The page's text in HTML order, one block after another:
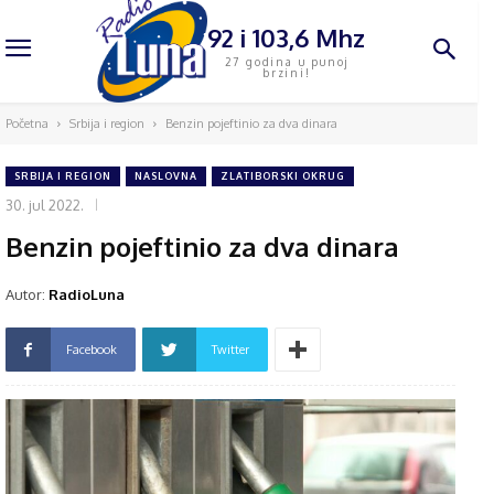
92 i 103,6 Mhz
27 godina u punoj
brzini!
Početna Srbija i region Benzin pojeftinio za dva dinara
SRBIJA I REGION NASLOVNA ZLATIBORSKI OKRUG
30. jul 2022.
Benzin pojeftinio za dva dinara
Autor: RadioLuna
Facebook Twitter